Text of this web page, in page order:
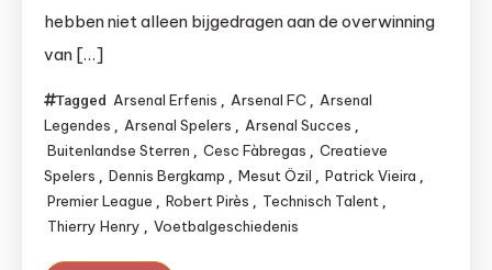
hebben niet alleen bijgedragen aan de overwinning
van […]
Tagged Arsenal Erfenis , Arsenal FC , Arsenal
Legendes , Arsenal Spelers , Arsenal Succes ,
Buitenlandse Sterren , Cesc Fàbregas , Creatieve
Spelers , Dennis Bergkamp , Mesut Özil , Patrick Vieira ,
Premier League , Robert Pirès , Technisch Talent ,
Thierry Henry , Voetbalgeschiedenis